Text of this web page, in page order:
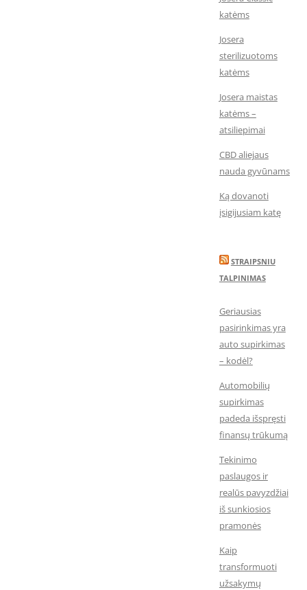
katėms
Josera
sterilizuotoms
katėms
Josera maistas
katėms –
atsiliepimai
CBD aliejaus
nauda gyvūnams
Ką dovanoti
įsigijusiam katę
STRAIPSNIU
TALPINIMAS
Geriausias
pasirinkimas yra
auto supirkimas
– kodėl?
Automobilių
supirkimas
padeda išspręsti
finansų trūkumą
Tekinimo
paslaugos ir
realūs pavyzdžiai
iš sunkiosios
pramonės
Kaip
transformuoti
užsakymų